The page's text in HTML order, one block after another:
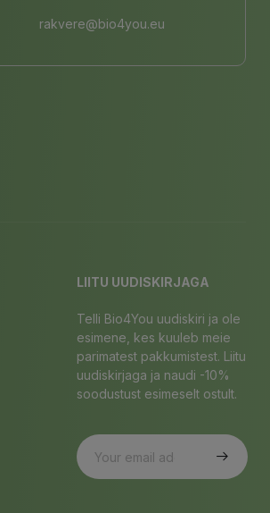
rakvere@bio4you.eu
LIITU UUDISKIRJAGA
Telli Bio4You uudiskiri ja ole
esimene, kes kuuleb meie
parimatest pakkumistest. Liitu
uudiskirjaga ja naudi -10%
soodustust esimeselt ostult.